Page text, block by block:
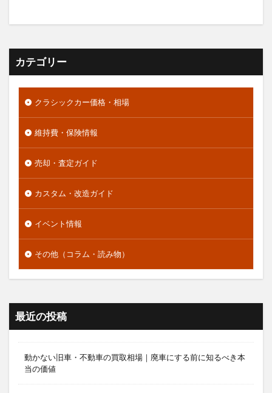
カテゴリー
クラシックカー価格・相場
維持費・保険情報
売却・査定ガイド
カスタム・改造ガイド
イベント情報
その他（コラム・読み物）
最近の投稿
動かない旧車・不動車の買取相場｜廃車にする前に知るべき本
当の価値